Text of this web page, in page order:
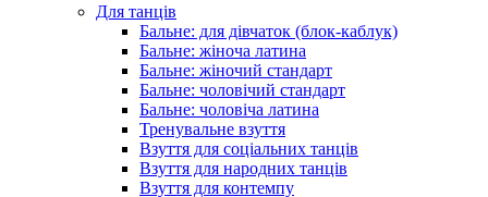
Для танців
Бальне: для дівчаток (блок-каблук)
Бальне: жіноча латина
Бальне: жіночий стандарт
Бальне: чоловічий стандарт
Бальне: чоловіча латина
Тренувальне взуття
Взуття для соціальних танців
Взуття для народних танців
Взуття для контемпу